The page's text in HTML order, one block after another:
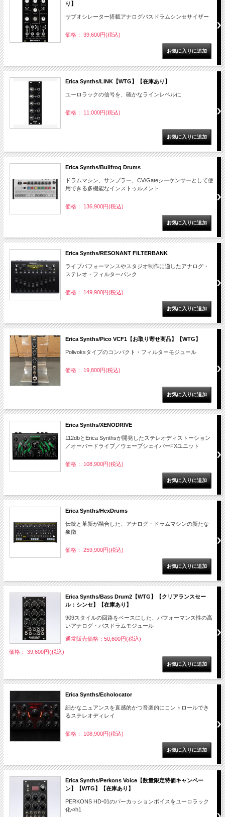
り】
サブオシレーター搭載アナログバスドラムシンセサイザー
価格： 39,600円(税込)
Erica Synths/LINK【WTG】【在庫あり】
ユーロラックの信号を、確かなラインレベルに
価格： 11,000円(税込)
Erica Synths/Bullfrog Drums
ドラムマシン、サンプラー、CV/Gateシーケンサーとして使
用できる多機能なインストゥルメント
価格： 136,900円(税込)
Erica Synths/RESONANT FILTERBANK
ライブパフォーマンスやスタジオ制作に適したアナログ・
ステレオ・フィルターバンク
価格： 149,900円(税込)
Erica Synths/Pico VCF1【お取り寄せ商品】【WTG】
Polivoksタイプのコンパクト・フィルターモジュール
価格： 19,800円(税込)
Erica Synths/XENODRIVE
112dbとErica Synthsが開発したステレオディストーション
／オーバードライブ／ウェーブシェイパーFXユニット
価格： 108,900円(税込)
Erica Synths/HexDrums
伝統と革新が融合した、アナログ・ドラムマシンの新たな
象徴
価格： 259,900円(税込)
Erica Synths/Bass Drum2【WTG】【クリアランスセー
ル：シンセ】【在庫あり】
909スタイルの回路をベースにした、パフォーマンス性の高
いアナログ・バスドラムモジュール
通常販売価格：50,600円(税込)
価格： 39,600円(税込)
Erica Synths/Echolocator
細かなニュアンスを直感的かつ音楽的にコントロールでき
るステレオディレイ
価格： 108,900円(税込)
Erica Synths/Perkons Voice【数量限定特価キャンペー
ン】【WTG】【在庫あり】
PERKONS HD-01のパーカッションボイスをユーロラック
化</h1